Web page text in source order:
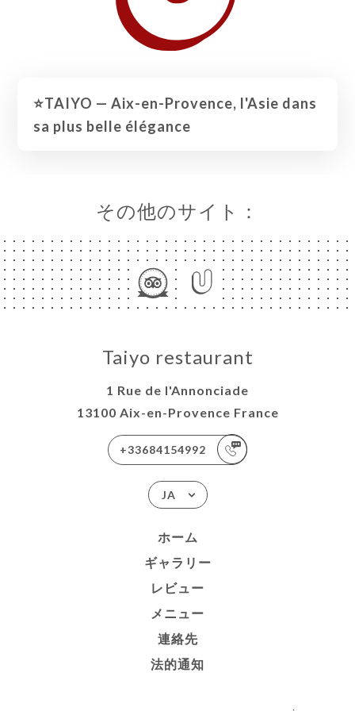
⭐️TAIYO — Aix-en-Provence, l'Asie dans
sa plus belle élégance
その他のサイト：
Taiyo restaurant
1 Rue de l'Annonciade
13100 Aix-en-Provence France
+33684154992
JA
ホーム
ギャラリー
レビュー
メニュー
連絡先
法的通知